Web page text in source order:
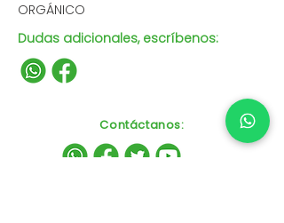
ORGÁNICO
Dudas adicionales, escríbenos:
Contáctanos: